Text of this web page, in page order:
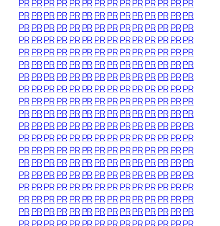
PRPRPRPRPR PRPRPRPRPRPRPR PRPR
PRPRPRPRPR PRPRPRPRPRPRPR PRPR
PRPRPRPRPR PRPRPRPRPRPRPR PRPR
PRPRPRPRPR PRPRPRPRPRPRPR PRPR
PRPRPRPRPR PRPRPRPRPRPRPR PRPR
PRPRPRPRPR PRPRPRPRPRPRPR PRPR
PRPRPRPRPR PRPRPRPRPRPRPR PRPR
PRPRPRPRPR PRPRPRPRPRPRPR PRPR
PRPRPRPRPR PRPRPRPRPRPRPR PRPR
PRPRPRPRPR PRPRPRPRPRPRPR PRPR
PRPRPRPRPR PRPRPRPRPRPRPR PRPR
PRPRPRPRPR PRPRPRPRPRPRPR PRPR
PRPRPRPRPR PRPRPRPRPRPRPR PRPR
PRPRPRPRPR PRPRPRPRPRPRPR PRPR
PRPRPRPRPR PRPRPRPRPRPRPR PRPR
PRPRPRPRPR PRPRPRPRPRPRPR PRPR
PRPRPRPRPR PRPRPRPRPRPRPR PRPR
PRPRPRPRPR PRPRPRPRPRPRPR PRPR